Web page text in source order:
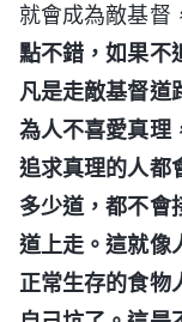
就會成為敵基督
點不錯，如果不
凡是走敵基督道
為人不喜愛真理
追求真理的人都
多少道，都不會
道上走。這就像
正常生存的食物